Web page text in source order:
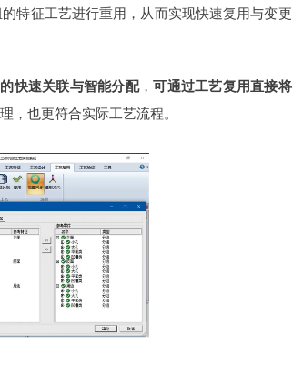
特征工艺进行重用，从而实现快速复用与变更
快速关联与智能分配，可通过工艺复用直接将
，也更符合实际工艺流程。